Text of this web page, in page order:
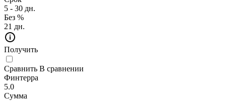
5 - 30 дн.
Без %
21 дн.
Получить
Сравнить В сравнении
Финтерра
5.0
Сумма